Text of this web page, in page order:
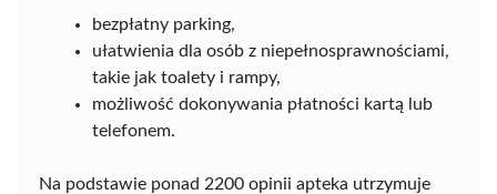
bezpłatny parking,
ułatwienia dla osób z niepełnosprawnościami,
takie jak toalety i rampy,
możliwość dokonywania płatności kartą lub
telefonem.
Na podstawie ponad 2200 opinii apteka utrzymuje